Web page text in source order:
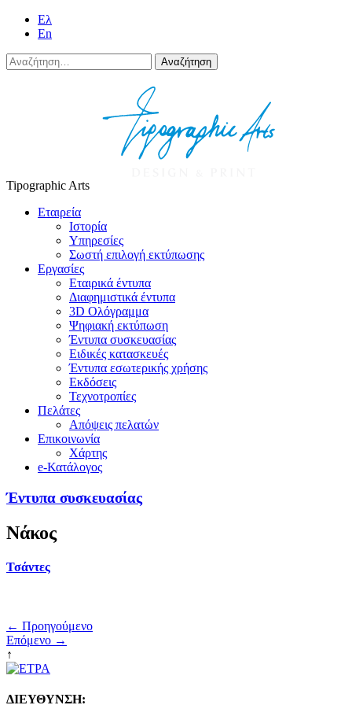
Eλ
En
Αναζήτηση
για:
Tipographic Arts
Εταιρεία
Ιστορία
Υπηρεσίες
Σωστή επιλογή εκτύπωσης
Εργασίες
Εταιρικά έντυπα
Διαφημιστικά έντυπα
3D Ολόγραμμα
Ψηφιακή εκτύπωση
Έντυπα συσκευασίας
Ειδικές κατασκευές
Έντυπα εσωτερικής χρήσης
Εκδόσεις
Τεχνοτροπίες
Πελάτες
Απόψεις πελατών
Επικοινωνία
Χάρτης
e-Κατάλογος
Έντυπα συσκευασίας
Νάκος
Τσάντες
← Προηγούμενο
Επόμενο →
↑
ΔΙΕΥΘΥΝΣΗ: